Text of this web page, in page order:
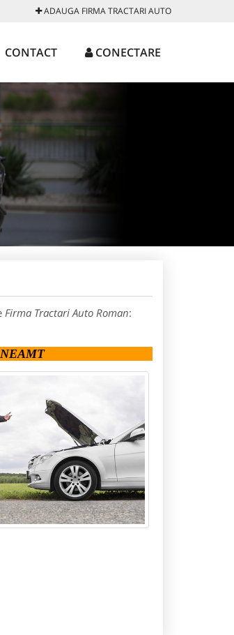
ADAUGA FIRMA TRACTARI AUTO
CONTACT CONECTARE
Firma Tractari Auto Roman: